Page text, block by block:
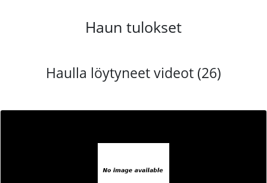
Haun tulokset
Haulla löytyneet videot (26)